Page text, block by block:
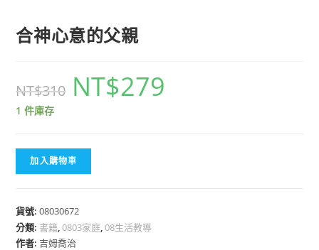
合神心意的父親
NT$310 NT$279
1 件庫存
加入購物車
貨號:08030672
分類: 書籍,0803家庭,08生活教導
作者:吉姆喬治